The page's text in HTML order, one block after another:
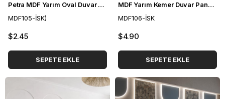
Petra MDF Yarım Oval Duvar Paneli 36*88 cm
MDF105-İSK)
$2.45
SEPETE EKLE
MDF Yarım Kemer Duvar Paneli 54*104 cm
MDF106-İSK
$4.90
SEPETE EKLE